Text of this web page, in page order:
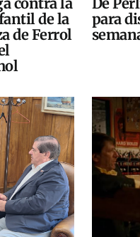
de la
de Ferrol
para